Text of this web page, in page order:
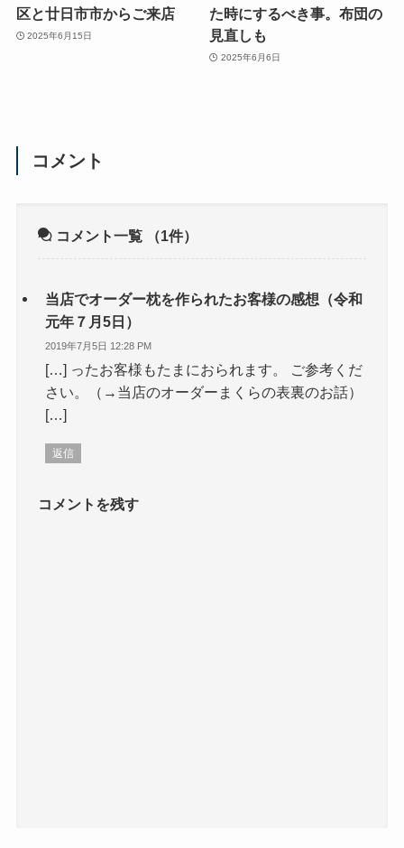
区と廿日市市からご来店
2025年6月15日
た時にするべき事。布団の
見直しも
2025年6月6日
コメント
コメント一覧 （1件）
当店でオーダー枕を作られたお客様の感想（令和
元年７月5日）
2019年7月5日 12:28 PM
[…] ったお客様もたまにおられます。 ご参考くだ
さい。（→当店のオーダーまくらの表裏のお話）
[…]
返信
コメントを残す